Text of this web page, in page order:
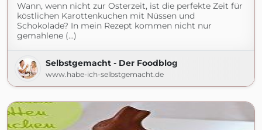
Wann, wenn nicht zur Osterzeit, ist die perfekte Zeit für
köstlichen Karottenkuchen mit Nüssen und
Schokolade? In mein Rezept kommen nicht nur
gemahlene (...)
Selbstgemacht - Der Foodblog
www.habe-ich-selbstgemacht.de